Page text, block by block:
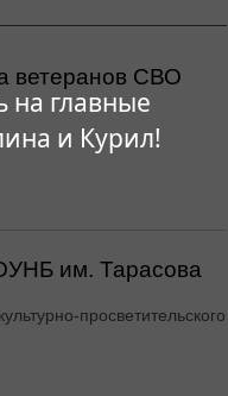
на главные
и Курил!
ветеранов СВО
им. Тарасова
просветительского